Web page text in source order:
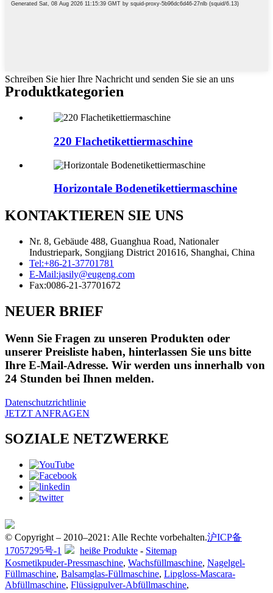
Schreiben Sie hier Ihre Nachricht und senden Sie sie an uns
Produktkategorien
220 Flachetikettiermaschine
Horizontale Bodenetikettiermaschine
KONTAKTIEREN SIE UNS
Nr. 8, Gebäude 488, Guanghua Road, Nationaler
Industriepark, Songjiang District 201616, Shanghai, China
Tel:+86-21-37701781
E-Mail:jasily@eugeng.com
Fax:0086-21-37701672
NEUER BRIEF
Wenn Sie Fragen zu unseren Produkten oder
unserer Preisliste haben, hinterlassen Sie uns bitte
Ihre E-Mail-Adresse. Wir werden uns innerhalb von
24 Stunden bei Ihnen melden.
Datenschutzrichtlinie
JETZT ANFRAGEN
SOZIALE NETZWERKE
© Copyright – 2010–2021: Alle Rechte vorbehalten.沪ICP备
17057295号-1
heiße Produkte - Sitemap
Kosmetikpuder-Pressmaschine, Wachsfüllmaschine, Nagelgel-
Füllmaschine, Balsamglas-Füllmaschine, Lipgloss-Mascara-
Abfüllmaschine, Flüssigpulver-Abfüllmaschine,